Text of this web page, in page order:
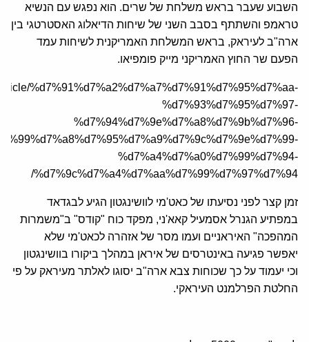
השבוע שעבר בראש משלחת של שרים. הוא נפגש עם הנשיא
טראמפ והשתתף בסבב השני של שיחות הדיאלוג האסטרטגי בין
ארה"ב לעיראק, בראש המשלחת האמריקנית לשיחות עמד
הפעם שר החוץ האמריקני מייק פומפיאו.
%d7%91%d7%a2%d7%a7%d7%91%d7%95%d7%aa-
%d7%93%d7%95%d7%97-
%d7%94%d7%9e%d7%a8%d7%9b%d7%96-
%d7%a4%d7%a0%d7%99%d7%94-
%d7%9c%d7%a4%d7%aa%d7%99%d7%97%d7%94/
זמן קצר לפני נסיעתו של כאט'מי לוושינגטון הגיע לבגדאד
במפתיע הגנרל אסמעיל קאא'ני, מפקד כוח "קודס" ב"משמרות
המהפכה" האיראניים ועמו מסר של אזהרה לכאט'מי שלא
יאפשר פגיעה באינטרסים של איראן במהלך ביקורו בוושינגטון
וכי יעמוד על כך שכוחות צבא ארה"ב יסוגו לאלתר מעיראק על פי
החלטת הפרלמנט העיראקי.